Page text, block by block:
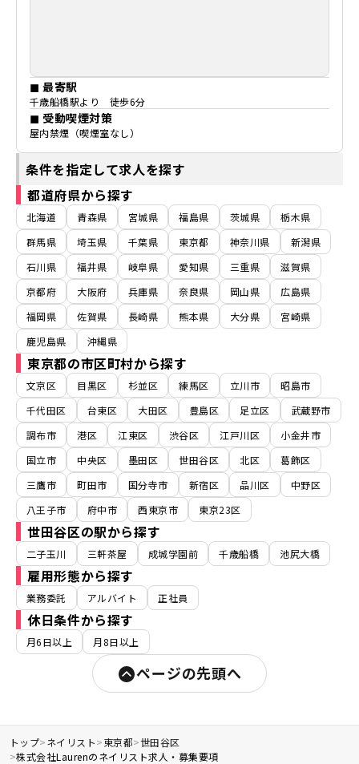
◼ 最寄駅
千歳船橋駅より 徒歩6分
◼ 受動喫煙対策
屋内禁煙（喫煙室なし）
条件を指定して求人を探す
都道府県から探す
北海道 青森県 宮城県 福島県 茨城県
栃木県
群馬県
埼玉県 千葉県 東京都 神奈川県
新潟県
石川県
福井県 岐阜県 愛知県 三重県
滋賀県
京都府
大阪府 兵庫県 奈良県 岡山県
広島県
福岡県
佐賀県 長崎県 熊本県 大分県
宮崎県
鹿児島県
沖縄県
東京都の市区町村から探す
文京区 目黒区 杉並区 練馬区 立川市
昭島市
千代田区
台東区 大田区 豊島区 足立区
武蔵野市
調布市
港区 江東区 渋谷区 江戸川区
小金井市
国立市
中央区 墨田区 世田谷区 北区
葛飾区
三鷹市
町田市 国分寺市 新宿区 品川区
中野区
八王子市
府中市 西東京市 東京23区
世田谷区の駅から探す
二子玉川 三軒茶屋 成城学園前 千歳船橋 池尻大橋
雇用形態から探す
業務委託 アルバイト 正社員
休日条件から探す
月6日以上 月8日以上
ページの先頭へ
トップ>ネイリスト>東京都>世田谷区
>株式会社Laurenのネイリスト求人・募集要項